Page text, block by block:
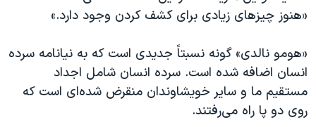
«هنوز چیزهای زیادی برای کشف کردن وجود دارد.»
«هومو نالدی» گونه نسبتاً جدیدی است که به نیانامه سرده
انسان اضافه شده است. سرده انسان شامل اجداد
مستقیم ما و سایر خویشاوندان منقرض شده‌ای است که
روی دو پا راه می‌رفتند.